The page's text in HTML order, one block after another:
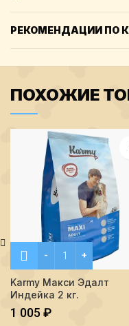
РЕКОМЕНДАЦИИ ПО
ПОХОЖИЕ
Количество Karmy
Karmy Макси Эдалт
Индейка 2 кг.
1 005₽